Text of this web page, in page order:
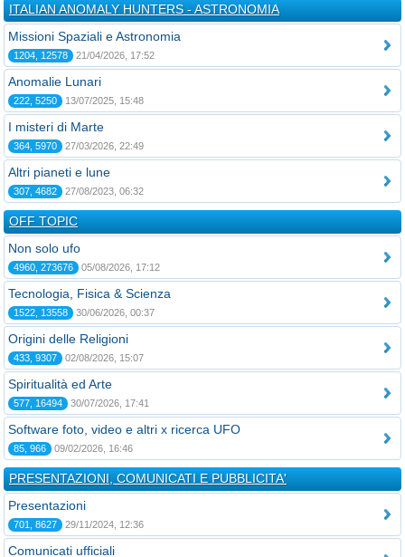
ITALIAN ANOMALY HUNTERS - ASTRONOMIA
Missioni Spaziali e Astronomia
1204, 12578 21/04/2026, 17:52
Anomalie Lunari
222, 5250 13/07/2025, 15:48
I misteri di Marte
364, 5970 27/03/2026, 22:49
Altri pianeti e lune
307, 4682 27/08/2023, 06:32
OFF TOPIC
Non solo ufo
4960, 273676 05/08/2026, 17:12
Tecnologia, Fisica & Scienza
1522, 13558 30/06/2026, 00:37
Origini delle Religioni
433, 9307 02/08/2026, 15:07
Spiritualità ed Arte
577, 16494 30/07/2026, 17:41
Software foto, video e altri x ricerca UFO
85, 966 09/02/2026, 16:46
PRESENTAZIONI, COMUNICATI E PUBBLICITA'
Presentazioni
701, 8627 29/11/2024, 12:36
Comunicati ufficiali